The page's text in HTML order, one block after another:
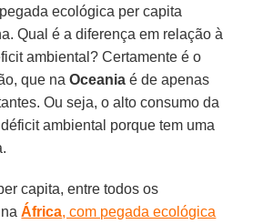
ecológica per capita
Qual é a diferença em relação à
ambiental? Certamente é o
que naOceania é de apenas
Ou seja, o alto consumo da
ambiental porque tem uma
capita, entre todos os
naÁfrica, com pegada ecológica